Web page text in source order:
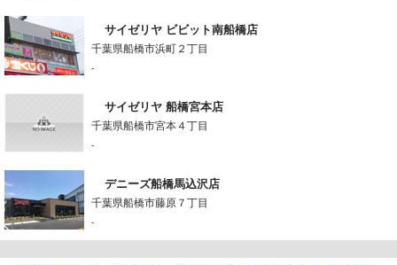
サイゼリヤ ビビット南船橋店
千葉県船橋市浜町２丁目
-
サイゼリヤ 船橋宮本店
千葉県船橋市宮本４丁目
-
デニーズ船橋馬込沢店
千葉県船橋市藤原７丁目
-